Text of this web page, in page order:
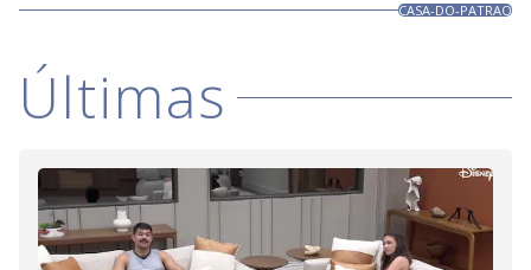
CASA-DO-PATRAO
Últimas